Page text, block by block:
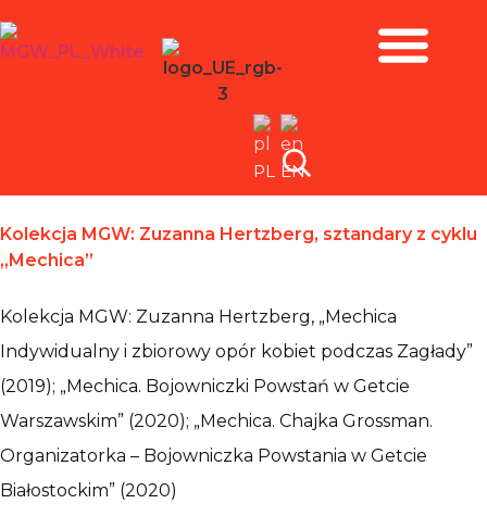
PL EN
Kolekcja MGW: Zuzanna Hertzberg, sztandary z cyklu
„Mechica”
Kolekcja MGW: Zuzanna Hertzberg, „Mechica
Indywidualny i zbiorowy opór kobiet podczas Zagłady”
(2019); „Mechica. Bojowniczki Powstań w Getcie
Warszawskim” (2020); „Mechica. Chajka Grossman.
Organizatorka – Bojowniczka Powstania w Getcie
Białostockim” (2020)